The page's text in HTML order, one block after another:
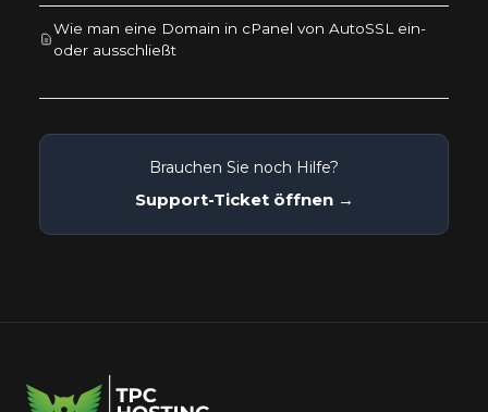
Wie man eine Domain in cPanel von AutoSSL ein-
oder ausschließt
Brauchen Sie noch Hilfe?
Support-Ticket öffnen →